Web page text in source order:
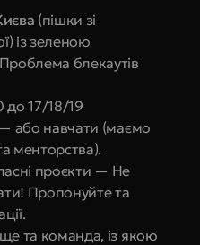
(пішки зі
із зеленою
блекаутів
до 17/18/19
або навчати (маємо
менторства).
проєкти — Не
Пропонуйте та
та команда, із якою